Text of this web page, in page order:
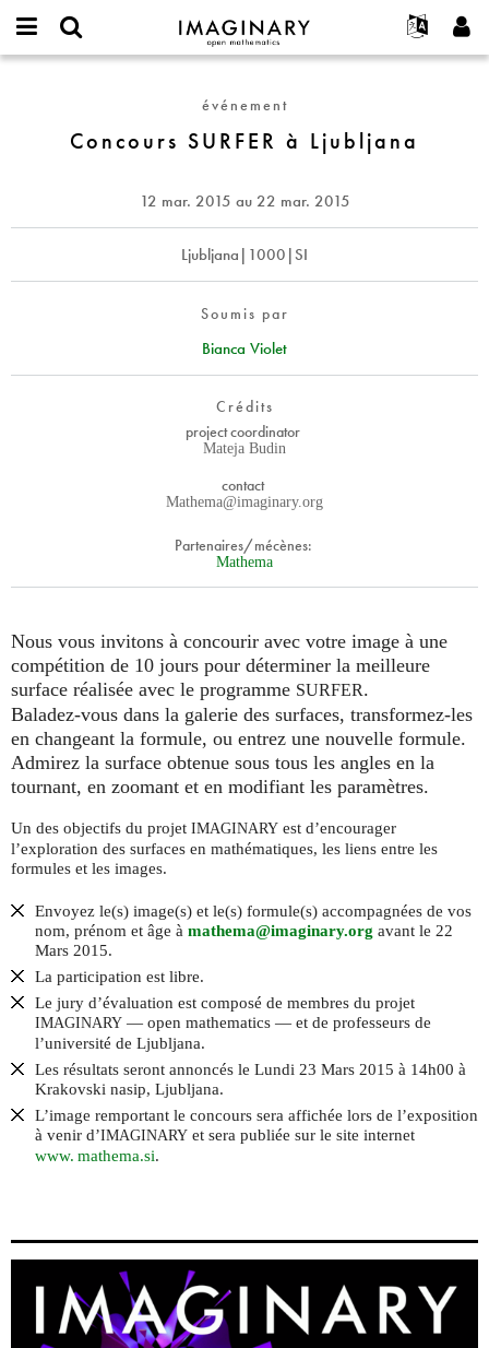
IMAGINARY
open
Français
Deutsch
Español
Türkçe
Programmes
Galeries
Films
Textes
Expositions
Plus...
Projets
Participer
username
Créer un nouveau compte
Demander un nouveau mot de passe
événement
Concours SURFER à Ljubljana
12 mar. 2015 au 22 mar. 2015
Ljubljana|1000|SI
Soumis par
Bianca Violet
Crédits
project coordinator
Mateja Budin
contact
Mathema@imaginary.org
Partenaires/mécènes:
Mathema
Nous vous invitons à concourir avec votre image à une
compétition de 10 jours pour déterminer la meilleure
surface réalisée avec le programme SURFER.
Baladez-vous dans la galerie des surfaces, transformez-les
en changeant la formule, ou entrez une nouvelle formule.
Admirez la surface obtenue sous tous les angles en la
tournant, en zoomant et en modifiant les paramètres.
Un des objectifs du projet IMAGINARY est d’encourager
l’exploration des surfaces en mathématiques, les liens entre les
formules et les images.
Envoyez le(s) image(s) et le(s) formule(s) accompagnées de vos
nom, prénom et âge à mathema@imaginary.org avant le 22
Mars 2015.
La participation est libre.
Le jury d’évaluation est composé de membres du projet
IMAGINARY — open mathematics — et de professeurs de
l’université de Ljubljana.
Les résultats seront annoncés le Lundi 23 Mars 2015 à 14h00 à
Krakovski nasip, Ljubljana.
L’image remportant le concours sera affichée lors de l’exposition
à venir d’IMAGINARY et sera publiée sur le site internet
www. mathema.si.